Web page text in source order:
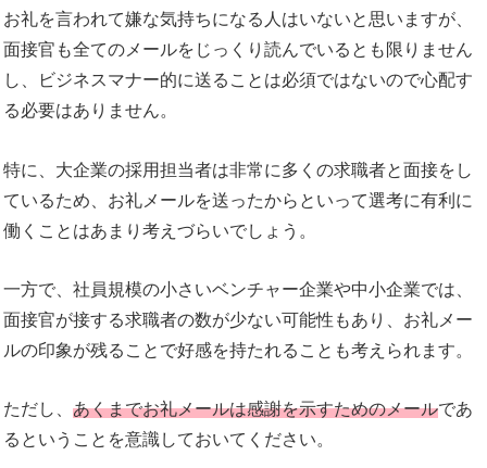
お礼を言われて嫌な気持ちになる人はいないと思いますが、
面接官も全てのメールをじっくり読んでいるとも限りません
し、ビジネスマナー的に送ることは必須ではないので心配す
る必要はありません。
特に、大企業の採用担当者は非常に多くの求職者と面接をし
ているため、お礼メールを送ったからといって選考に有利に
働くことはあまり考えづらいでしょう。
一方で、社員規模の小さいベンチャー企業や中小企業では、
面接官が接する求職者の数が少ない可能性もあり、お礼メー
ルの印象が残ることで好感を持たれることも考えられます。
ただし、 あくまでお礼メールは感謝を示すためのメールであ
るということを意識しておいてください。